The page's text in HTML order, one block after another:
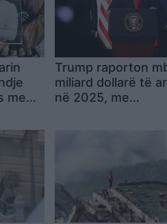
me
të
Trump raporton
miliard dollarë të
në 2025, me